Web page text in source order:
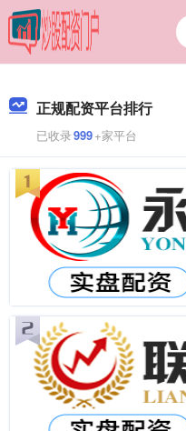
正规配资平台排行
已收录999+家平台